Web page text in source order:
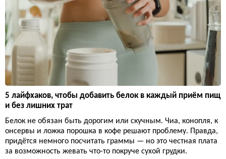
5 лайфхаков, чтобы добавить белок в каждый приём пищ
и без лишних трат
Белок не обязан быть дорогим или скучным. Чиа, конопля, к
онсервы и ложка порошка в кофе решают проблему. Правда,
придётся немного посчитать граммы — но это честная плата
за возможность жевать что-то покруче сухой грудки.